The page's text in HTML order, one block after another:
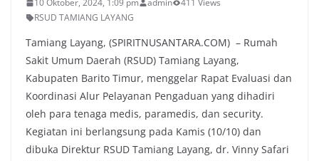
10 Oktober, 2024, 1:09 pm admin
411 Views
RSUD TAMIANG LAYANG
Tamiang Layang, (SPIRITNUSANTARA.COM) – Rumah
Sakit Umum Daerah (RSUD) Tamiang Layang,
Kabupaten Barito Timur, menggelar Rapat Evaluasi dan
Koordinasi Alur Pelayanan Pengaduan yang dihadiri
oleh para tenaga medis, paramedis, dan security.
Kegiatan ini berlangsung pada Kamis (10/10) dan
dibuka Direktur RSUD Tamiang Layang, dr. Vinny Safari